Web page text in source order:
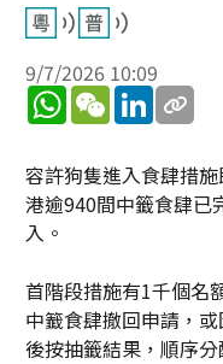
9/7/2026 10:09
WhatsApp
WeChatLinkedIn
容許狗隻進入食肆措
港逾940間中籤食肆已
入。
首階段措施有1千個名
中籖食肆撤回申請，
後按抽籤結果，順序